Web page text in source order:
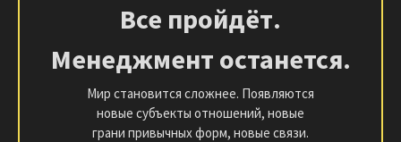
Все пройдёт.
Менеджмент останется.
Мир становится сложнее. Появляются
новые субъекты отношений, новые
грани привычных форм, новые связи.